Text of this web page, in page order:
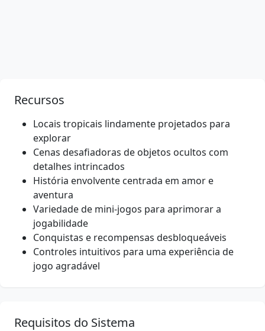
Recursos
Locais tropicais lindamente projetados para
explorar
Cenas desafiadoras de objetos ocultos com
detalhes intrincados
História envolvente centrada em amor e
aventura
Variedade de mini-jogos para aprimorar a
jogabilidade
Conquistas e recompensas desbloqueáveis
Controles intuitivos para uma experiência de
jogo agradável
Requisitos do Sistema